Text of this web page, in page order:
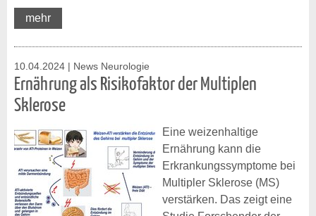
mehr
10.04.2024 | News Neurologie
Ernährung als Risikofaktor der Multiplen
Sklerose
Eine weizenhaltige
Ernährung kann die
Erkrankungssymptome bei
Multipler Sklerose (MS)
verstärken. Das zeigt eine